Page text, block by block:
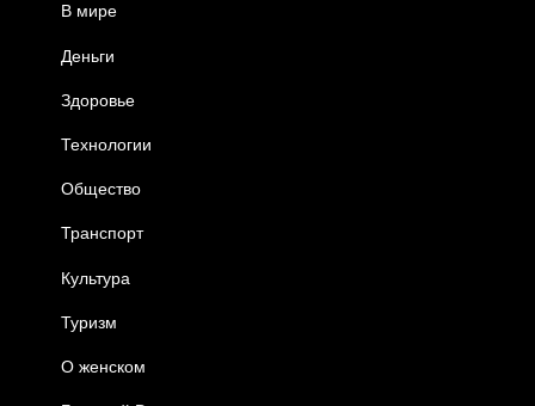
В мире
Деньги
Здоровье
Технологии
Общество
Транспорт
Культура
Туризм
О женском